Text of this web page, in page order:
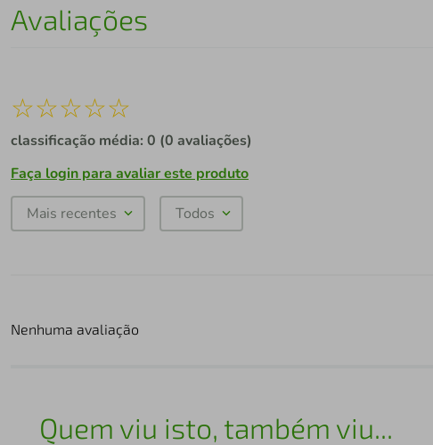
Avaliações
☆☆☆☆☆
classificação média: 0 (0 avaliações)
Faça login para avaliar este produto
Mais recentes Todos
Nenhuma avaliação
Quem viu isto, também viu...